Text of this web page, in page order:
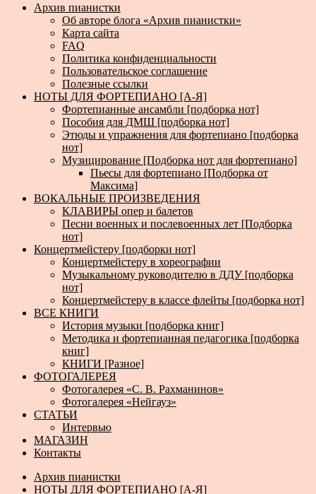
Архив пианистки
Об авторе блога «Архив пианистки»
Карта сайта
FAQ
Политика конфиденциальности
Пользовательское соглашение
Полезные ссылки
НОТЫ ДЛЯ ФОРТЕПИАНО [А-Я]
Фортепианные ансамбли [подборка нот]
Пособия для ДМШ [подборка нот]
Этюды и упражнения для фортепиано [подборка
нот]
Музицирование [Подборка нот для фортепиано]
Пьесы для фортепиано [Подборка от
Максима]
ВОКАЛЬНЫЕ ПРОИЗВЕДЕНИЯ
КЛАВИРЫ опер и балетов
Песни военных и послевоенных лет [Подборка
нот]
Концертмейстеру [подборки нот]
Концертмейстеру в хореографии
Музыкальному руководителю в ДДУ [подборка
нот]
Концертмейстеру в классе флейты [подборка нот]
ВСЕ КНИГИ
История музыки [подборка книг]
Методика и фортепианная педагогика [подборка
книг]
КНИГИ [Разное]
ФОТОГАЛЕРЕЯ
Фотогалерея «С. В. Рахманинов»
Фотогалерея «Нейгауз»
СТАТЬИ
Интервью
МАГАЗИН
Контакты
Архив пианистки
НОТЫ ДЛЯ ФОРТЕПИАНО [А-Я]